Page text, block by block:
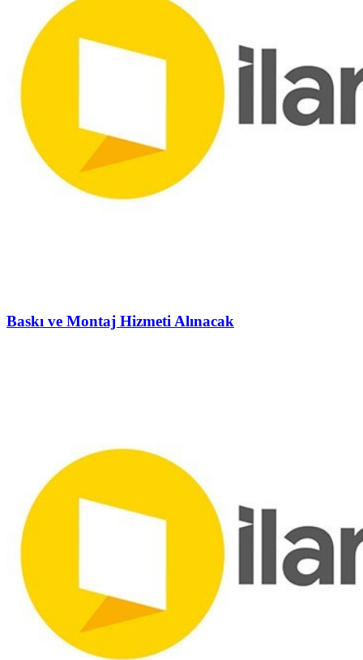
Baskı ve Montaj Hizmeti Alınacak